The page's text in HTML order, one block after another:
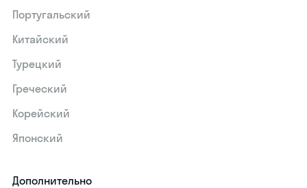
Португальский
Китайский
Турецкий
Греческий
Корейский
Японский
Дополнительно